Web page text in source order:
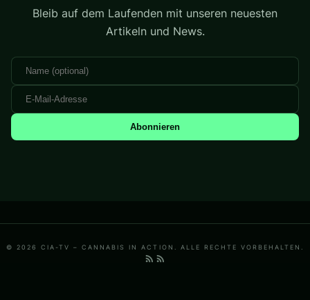
Bleib auf dem Laufenden mit unseren neuesten
Artikeln und News.
Abonnieren
© 2026 CIA-TV – CANNABIS IN ACTION. ALLE RECHTE VORBEHALTEN.